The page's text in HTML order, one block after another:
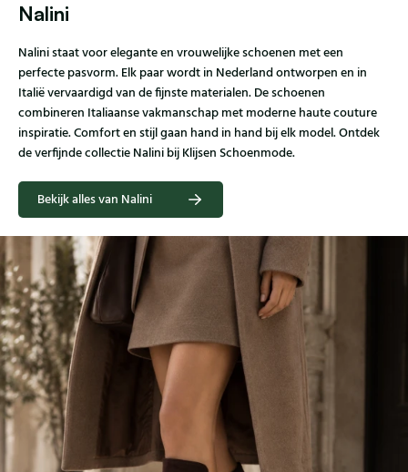
Nalini
Nalini staat voor elegante en vrouwelijke schoenen met een
perfecte pasvorm. Elk paar wordt in Nederland ontworpen en in
Italië vervaardigd van de fijnste materialen. De schoenen
combineren Italiaanse vakmanschap met moderne haute couture
inspiratie. Comfort en stijl gaan hand in hand bij elk model. Ontdek
de verfijnde collectie Nalini bij Klijsen Schoenmode.
Bekijk alles van Nalini